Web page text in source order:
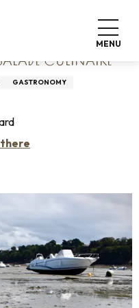
MENU
Balade culinaire
CULINAIRE
GASTRONOMY